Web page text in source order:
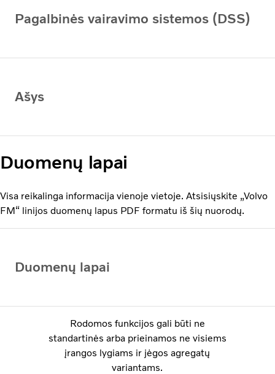
Pagalbinės vairavimo sistemos (DSS)
Ašys
Duomenų lapai
Visa reikalinga informacija vienoje vietoje. Atsisiųskite „Volvo
FM“ linijos duomenų lapus PDF formatu iš šių nuorodų.
Duomenų lapai
Rodomos funkcijos gali būti ne
standartinės arba prieinamos ne visiems
įrangos lygiams ir jėgos agregatų
variantams.